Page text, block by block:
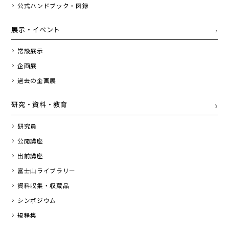
公式ハンドブック・図録
展示・イベント
常設展示
企画展
過去の企画展
研究・資料・教育
研究員
公開講座
出前講座
富士山ライブラリー
資料収集・収蔵品
シンポジウム
規程集